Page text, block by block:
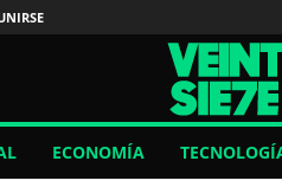
ECONOMÍA